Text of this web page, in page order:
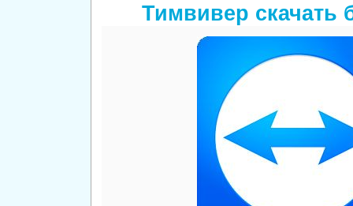
Тимвивер скачать